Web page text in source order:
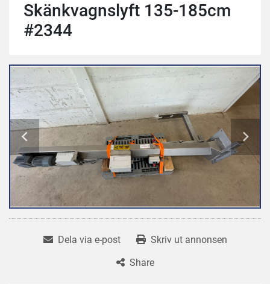
Skänkvagnslyft 135-185cm
#2344
Dela via e-post
Skriv ut annonsen
Share